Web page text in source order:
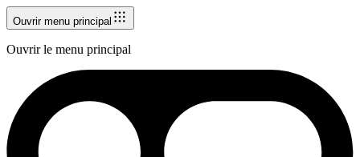
Ouvrir menu principal
Ouvrir le menu principal